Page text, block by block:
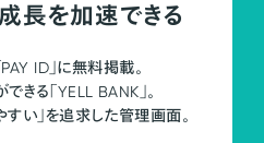
長を加速できる
ID」に無料掲載。
きる「YELL BANK」。
すい」を追求した管理画面。